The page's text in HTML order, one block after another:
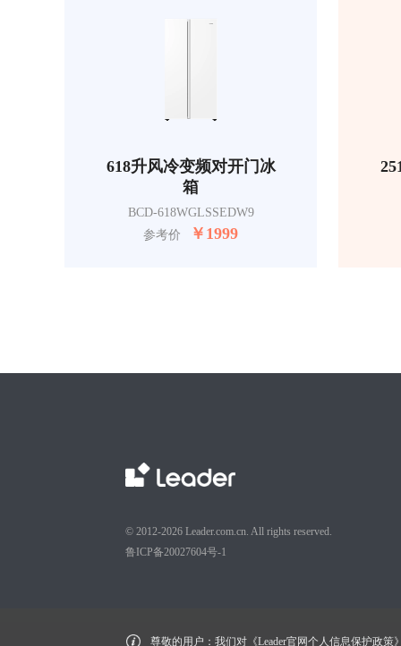
618升风冷变频对开门冰
箱
BCD-618WGLSSEDW9
参考价
￥ 1999
尊敬的用户：我们对《Leader官网个人信息保护政
© 2012-2026 Leader.com.cn. All rights reserved.
鲁ICP备20027604号-1